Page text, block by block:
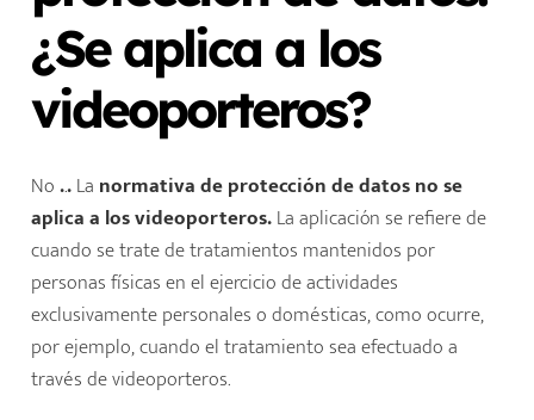
¿Se aplica a los
videoporteros?
No...La normativa de protección de datos no se
aplica a los videoporteros.La aplicación se refiere de
cuando se trate de tratamientos mantenidos por
personas físicas en el ejercicio de actividades
exclusivamente personales o domésticas, como ocurre,
por ejemplo, cuando el tratamiento sea efectuado a
través de videoporteros.